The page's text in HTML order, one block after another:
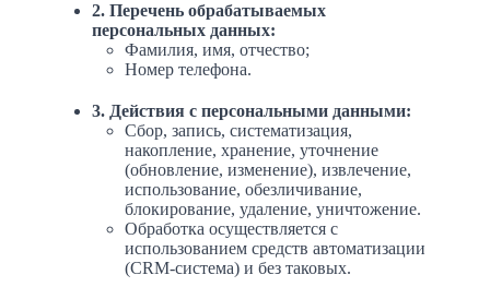
2. Перечень обрабатываемых
персональных данных:
Фамилия, имя, отчество;
Номер телефона.
3. Действия с персональными данными:
Сбор, запись, систематизация,
накопление, хранение, уточнение
(обновление, изменение), извлечение,
использование, обезличивание,
блокирование, удаление, уничтожение.
Обработка осуществляется с
использованием средств автоматизации
(CRM-система) и без таковых.